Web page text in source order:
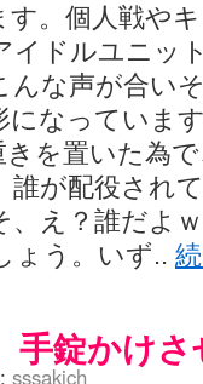
。個人戦や
イドルユニッ
んな声が合い
になっていま
を置いた為
誰が配役され
、え？誰だよ
ょう。いず..
手錠かけ
sssakich